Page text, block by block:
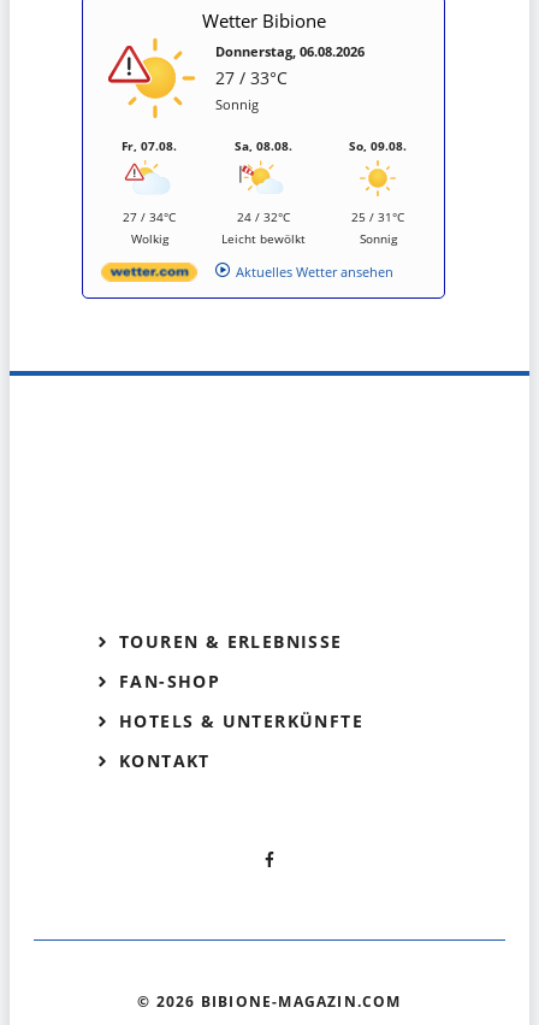
Wetter Bibione
Donnerstag, 06.08.2026
27 / 33°C
Sonnig
Fr, 07.08.
27 / 34°C
Wolkig
Sa, 08.08.
24 / 32°C
Leicht bewölkt
So, 09.08.
25 / 31°C
Sonnig
Aktuelles Wetter ansehen
TOUREN & ERLEBNISSE
FAN-SHOP
HOTELS & UNTERKÜNFTE
KONTAKT
© 2026 BIBIONE-MAGAZIN.COM